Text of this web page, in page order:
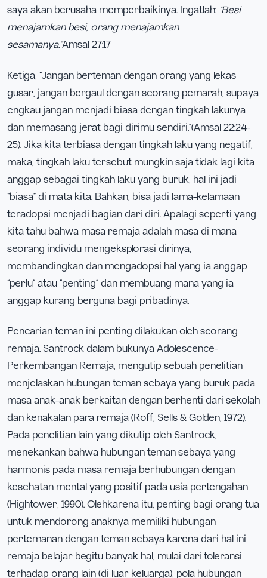
saya akan berusaha memperbaikinya. Ingatlah: “Besi
menajamkan besi, orang menajamkan
sesamanya.”Amsal 27:17
Ketiga, “Jangan berteman dengan orang yang lekas
gusar, jangan bergaul dengan seorang pemarah, supaya
engkau jangan menjadi biasa dengan tingkah lakunya
dan memasang jerat bagi dirimu sendiri.”(Amsal 22:24-
25). Jika kita terbiasa dengan tingkah laku yang negatif,
maka, tingkah laku tersebut mungkin saja tidak lagi kita
anggap sebagai tingkah laku yang buruk, hal ini jadi
“biasa” di mata kita. Bahkan, bisa jadi lama-kelamaan
teradopsi menjadi bagian dari diri. Apalagi seperti yang
kita tahu bahwa masa remaja adalah masa di mana
seorang individu mengeksplorasi dirinya,
membandingkan dan mengadopsi hal yang ia anggap
“perlu” atau “penting” dan membuang mana yang ia
anggap kurang berguna bagi pribadinya.
Pencarian teman ini penting dilakukan oleh seorang
remaja. Santrock dalam bukunya Adolescence-
Perkembangan Remaja, mengutip sebuah penelitian
menjelaskan hubungan teman sebaya yang buruk pada
masa anak-anak berkaitan dengan berhenti dari sekolah
dan kenakalan para remaja (Roff, Sells & Golden, 1972).
Pada penelitian lain yang dikutip oleh Santrock,
menekankan bahwa hubungan teman sebaya yang
harmonis pada masa remaja berhubungan dengan
kesehatan mental yang positif pada usia pertengahan
(Hightower, 1990). Olehkarena itu, penting bagi orang tua
untuk mendorong anaknya memiliki hubungan
pertemanan dengan teman sebaya karena dari hal ini
remaja belajar begitu banyak hal, mulai dari toleransi
terhadap orang lain (di luar keluarga), pola hubungan